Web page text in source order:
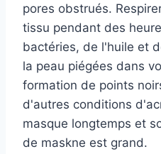
pores obstrués.
tissu pendant des
bactéries, de l'huile et
la peau piégées dans
formation de points
d'autres conditions
masque longtemps et
de maskne est grand.